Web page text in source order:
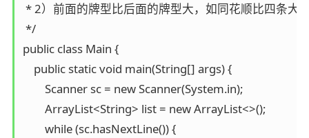
* 2）前面的牌型比后面的牌型大，如同花顺比四条大
*/
public class Main {
    public static void main(String[] args) {
        Scanner sc = new Scanner(System.in);
        ArrayList<String> list = new ArrayList<>();
        while (sc.hasNextLine()) {